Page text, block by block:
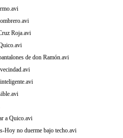
Roja.avi
de don Ramón.avi
a Quico.avi
Hoy no duerme bajo techo.avi